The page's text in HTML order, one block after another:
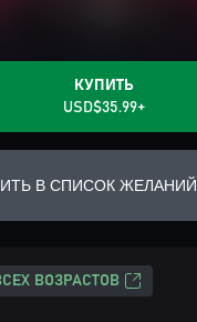
КУПИТЬ
USD$35.99+
В СПИСОК ЖЕЛАНИЙ
ВОЗРАСТОВ